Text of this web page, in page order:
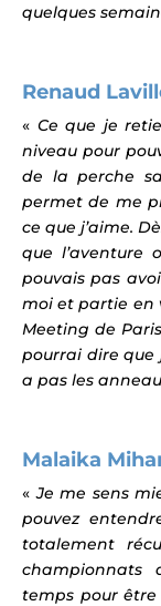
quelques
Renaud
« Ce que je
niveau pour
de la perche
permet de me
ce que j’aime.
que l’aventure
pouvais pas
moi et partie en
Meeting de
pourrai dire que
a pas les
Malaika
«Je me sens
pouvez
totalement
championnats
temps pour